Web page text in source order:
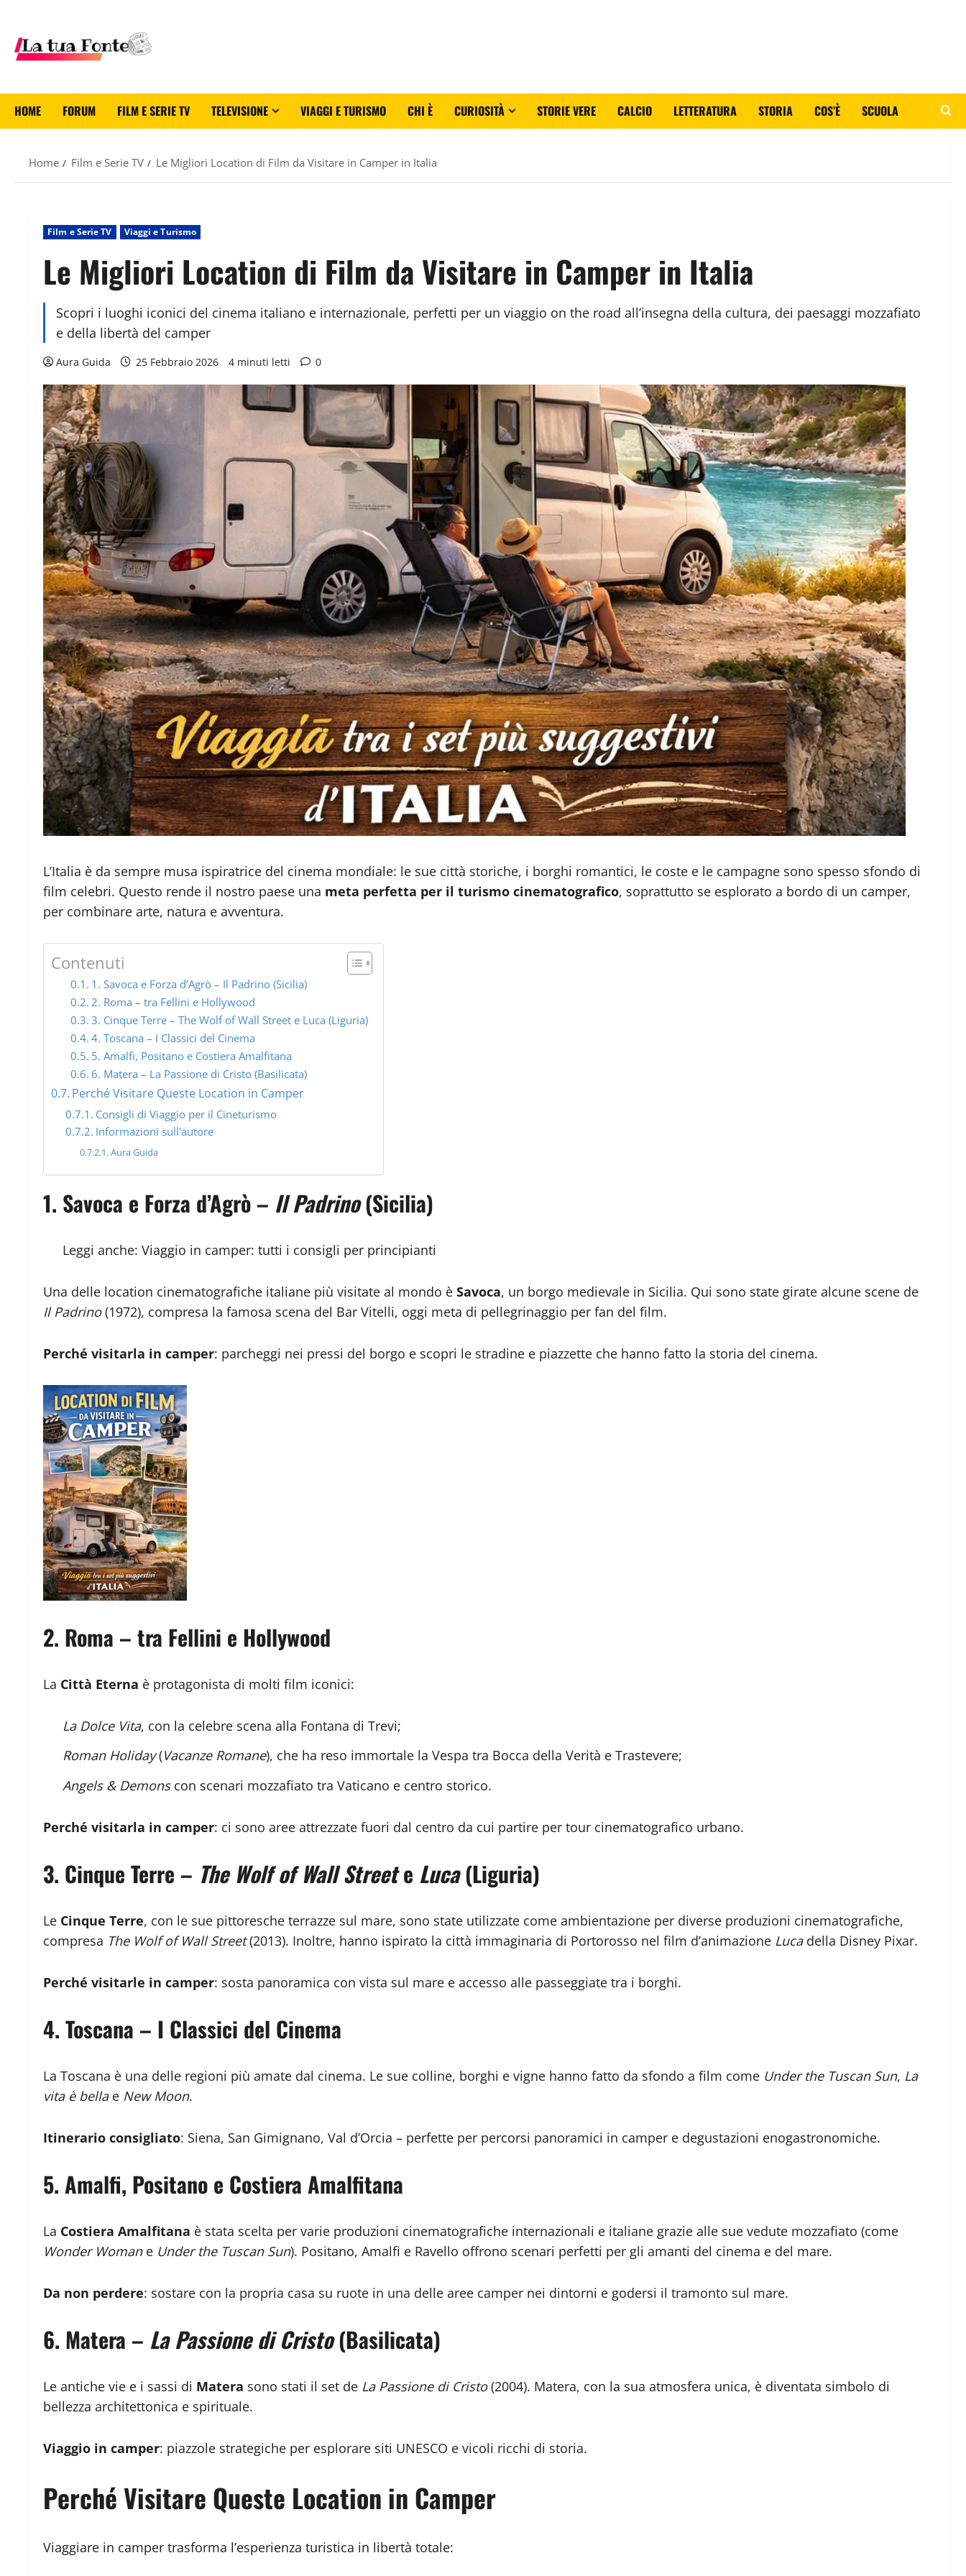
HOME FORUM FILM E SERIE TV TELEVISIONE VIAGGI E TURISMO CHI È CURIOSITÀ STORIE VERE CALCIO LETTERATURA STORIA COS’È SCUOLA
Home Film e Serie TV Le Migliori Location di Film da Visitare in Camper in Italia
Film e Serie TV Viaggi e Turismo
Le Migliori Location di Film da Visitare in Camper in Italia
Scopri i luoghi iconici del cinema italiano e internazionale, perfetti per un viaggio on the road all’insegna della cultura, dei paesaggi mozzafiato
e della libertà del camper
Aura Guida 25 Febbraio 2026 4 minuti letti 0
L’Italia è da sempre musa ispiratrice del cinema mondiale: le sue città storiche, i borghi romantici, le coste e le campagne sono spesso sfondo di
film celebri. Questo rende il nostro paese una meta perfetta per il turismo cinematografico, soprattutto se esplorato a bordo di un camper,
per combinare arte, natura e avventura.
Contenuti
1. Savoca e Forza d’Agrò – Il Padrino (Sicilia)
2. Roma – tra Fellini e Hollywood
3. Cinque Terre – The Wolf of Wall Street e Luca (Liguria)
4. Toscana – I Classici del Cinema
5. Amalfi, Positano e Costiera Amalfitana
6. Matera – La Passione di Cristo (Basilicata)
Perché Visitare Queste Location in Camper
Consigli di Viaggio per il Cineturismo
Informazioni sull'autore
Aura Guida
1. Savoca e Forza d’Agrò – Il Padrino(Sicilia)
Leggi anche: Viaggio in camper: tutti i consigli per principianti
Una delle location cinematografiche italiane più visitate al mondo è Savoca, un borgo medievale in Sicilia. Qui sono state girate alcune scene de
Il Padrino(1972), compresa la famosa scena del Bar Vitelli, oggi meta di pellegrinaggio per fan del film.
Perché visitarla in camper: parcheggi nei pressi del borgo e scopri le stradine e piazzette che hanno fatto la storia del cinema.
2. Roma – tra Fellini e Hollywood
La Città Eterna è protagonista di molti film iconici:
La Dolce Vita, con la celebre scena alla Fontana di Trevi;
Roman Holiday(Vacanze Romane), che ha reso immortale la Vespa tra Bocca della Verità e Trastevere;
Angels & Demonscon scenari mozzafiato tra Vaticano e centro storico.
Perché visitarla in camper: ci sono aree attrezzate fuori dal centro da cui partire per tour cinematografico urbano.
3. Cinque Terre – The Wolf of Wall Streete Luca(Liguria)
Le Cinque Terre, con le sue pittoresche terrazze sul mare, sono state utilizzate come ambientazione per diverse produzioni cinematografiche,
compresa The Wolf of Wall Street(2013). Inoltre, hanno ispirato la città immaginaria di Portorosso nel film d’animazione Lucadella Disney Pixar.
Perché visitarle in camper: sosta panoramica con vista sul mare e accesso alle passeggiate tra i borghi.
4. Toscana – I Classici del Cinema
La Toscana è una delle regioni più amate dal cinema. Le sue colline, borghi e vigne hanno fatto da sfondo a film come Under the Tuscan Sun, La
vita è bellae New Moon.
Itinerario consigliato: Siena, San Gimignano, Val d’Orcia – perfette per percorsi panoramici in camper e degustazioni enogastronomiche.
5. Amalfi, Positano e Costiera Amalfitana
La Costiera Amalfitana è stata scelta per varie produzioni cinematografiche internazionali e italiane grazie alle sue vedute mozzafiato (come
Wonder Womane Under the Tuscan Sun). Positano, Amalfi e Ravello offrono scenari perfetti per gli amanti del cinema e del mare.
Da non perdere: sostare con la propria casa su ruote in una delle aree camper nei dintorni e godersi il tramonto sul mare.
6. Matera – La Passione di Cristo(Basilicata)
Le antiche vie e i sassi di Matera sono stati il set de La Passione di Cristo(2004). Matera, con la sua atmosfera unica, è diventata simbolo di
bellezza architettonica e spirituale.
Viaggio in camper: piazzole strategiche per esplorare siti UNESCO e vicoli ricchi di storia.
Perché Visitare Queste Location in Camper
Viaggiare in camper trasforma l’esperienza turistica in libertà totale: